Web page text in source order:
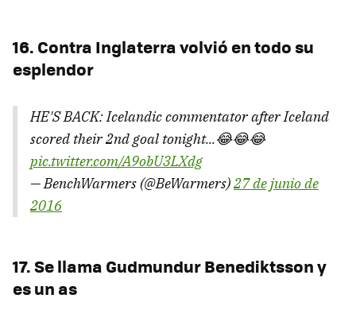
16. Contra Inglaterra volvió en todo su
esplendor
HE'S BACK: Icelandic commentator after Iceland
scored their 2nd goal tonight...😂😂😂
pic.twitter.com/A9obU3LXdg
— BenchWarmers (@BeWarmers)27 de junio de
2016
17. Se llama Gudmundur Benediktsson y
es un as